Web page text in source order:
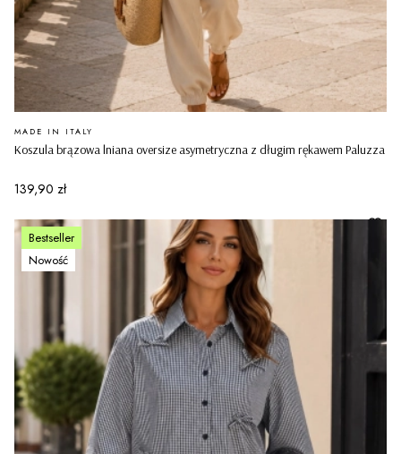
Koszula brązowa lniana oversize asymetryczna z długim rękawem Paluzza
PRODUCENT
MADE IN ITALY
Cena
139,90 zł
Bestseller
Nowość